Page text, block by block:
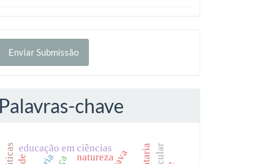
Enviar Submissão
Palavras-chave
educação em ciências
natureza